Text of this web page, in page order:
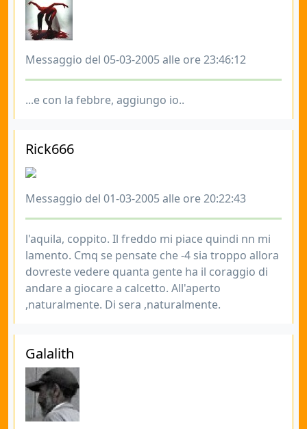
Messaggio del 05-03-2005 alle ore 23:46:12
...e con la febbre, aggiungo io..
Rick666
Messaggio del 01-03-2005 alle ore 20:22:43
l'aquila, coppito. Il freddo mi piace quindi nn mi
lamento. Cmq se pensate che -4 sia troppo allora
dovreste vedere quanta gente ha il coraggio di
andare a giocare a calcetto. All'aperto
,naturalmente. Di sera ,naturalmente.
Galalith